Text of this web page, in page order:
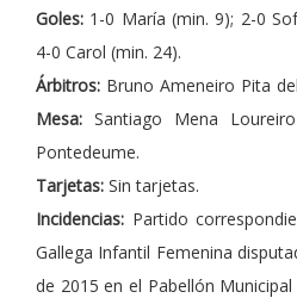
Goles: 1-0 María (min. 9); 2-0
4-0 Carol (min. 24).
Árbitros: Bruno Ameneiro Pita
Mesa: Santiago Mena
Pontedeume.
Tarjetas: Sin tarjetas.
Incidencias: Partido
Gallega Infantil Femenina
de 2015 en el Pabellón